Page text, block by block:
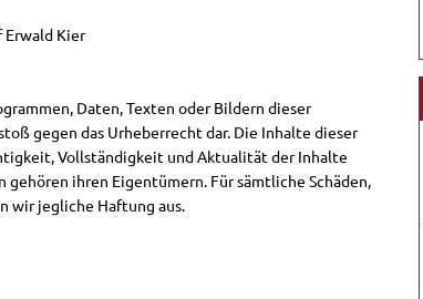
Erwald Kier
Daten, Texten oder Bildern dieser
gegen das Urheberrecht dar. Die Inhalte dieser
Vollständigkeit und Aktualität der Inhalte
ihren Eigentümern. Für sämtliche Schäden,
wir jegliche Haftung aus.